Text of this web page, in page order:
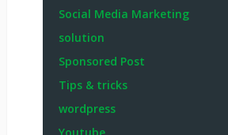
Social Media Marketing
solution
Sponsored Post
Tips & tricks
wordpress